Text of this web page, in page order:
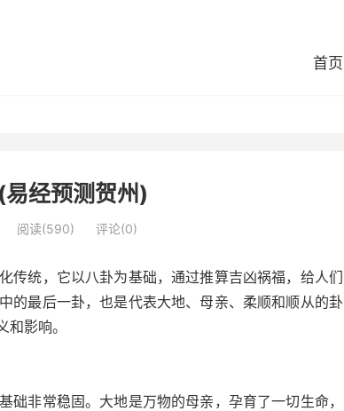
首页
经预测贺州)
阅读(590) 评论(0)
传统，它以八卦为基础，通过推算吉凶祸福，给人们
的最后一卦，也是代表大地、母亲、柔顺和顺从的卦
影响。
非常稳固。大地是万物的母亲，孕育了一切生命，